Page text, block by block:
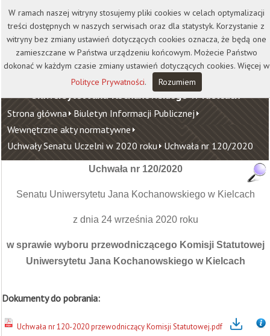
Kontakt Biblioteka
Wydawnictwo
Wirtualna Uczelnia
Uniwersytet Jana Kochanowskiego w Kielcach
Strona główna Biuletyn Informacji Publicznej
Wewnętrzne akty normatywne
Uchwały Senatu Uczelni w 2020 roku Uchwała nr 120/2020
Uchwała nr 120/2020
Senatu Uniwersytetu Jana Kochanowskiego w Kielcach
z dnia 24 września 2020 roku
w sprawie wyboru przewodniczącego Komisji Statutowej
Uniwersytetu Jana Kochanowskiego w Kielcach
Dokumenty do pobrania:
Uchwała nr 120-2020 przewodniczący Komisji Statutowej.pdf
W ramach naszej witryny stosujemy pliki cookies w celach optymalizacji
treści dostępnych w naszych serwisach oraz dla statystyk. Korzystanie z
witryny bez zmiany ustawień dotyczących cookies oznacza, że będą one
zamieszczane w Państwa urządzeniu końcowym. Możecie Państwo
dokonać w każdym czasie zmiany ustawień dotyczących cookies. Więcej w
Polityce Prywatności. Rozumiem